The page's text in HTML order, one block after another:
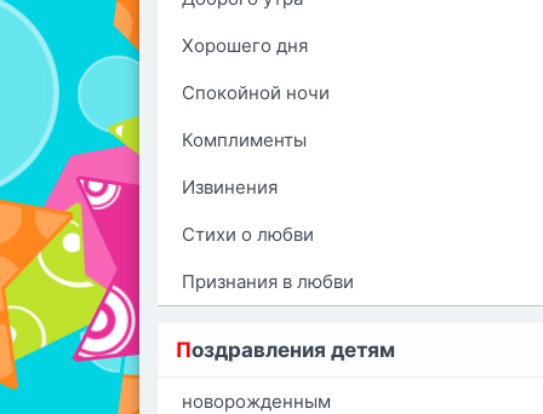
Хорошего дня
Спокойной ночи
Комплименты
Извинения
Стихи о любви
Признания в любви
Поздравления детям
новорожденным